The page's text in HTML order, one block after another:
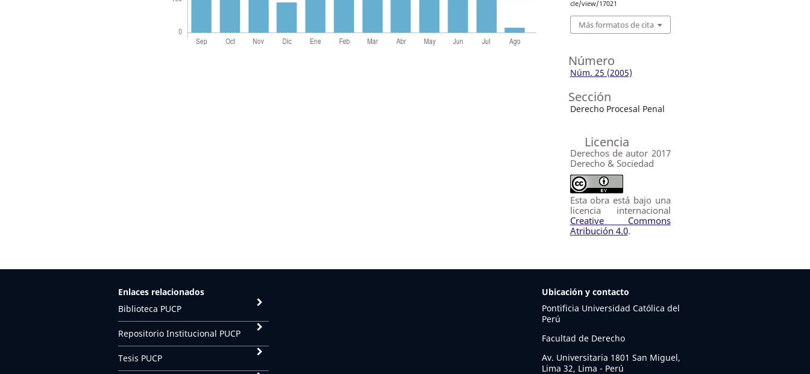
cle/view/17021
Más formatos de cita
Número
Núm. 25 (2005)
Sección
Derecho Procesal Penal
Licencia
Derechos de autor 2017
Derecho & Sociedad
Esta obra está bajo una
licencia internacional
Creative Commons
Atribución 4.0.
Enlaces relacionados
Biblioteca PUCP
Repositorio Institucional PUCP
Tesis PUCP
Ubicación y contacto
Pontificia Universidad Católica del
Perú
Facultad de Derecho
Av. Universitaria 1801 San Miguel,
Lima 32, Lima - Perú